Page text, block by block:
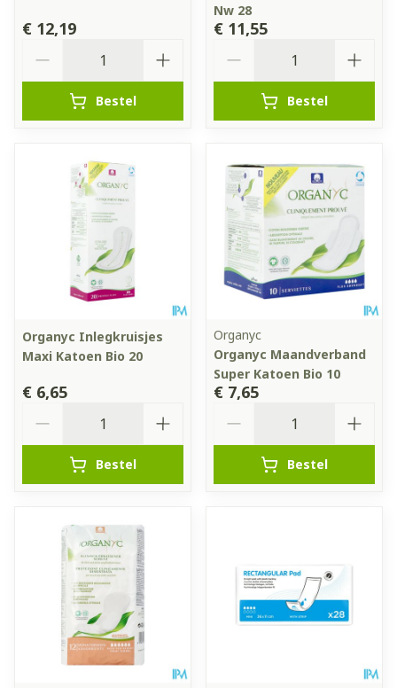
€ 12,19
Bestel
Nw 28
€ 11,55
Bestel
Organyc Inlegkruisjes
Maxi Katoen Bio 20
€ 6,65
Bestel
Organyc
Organyc Maandverband
Super Katoen Bio 10
€ 7,65
Bestel